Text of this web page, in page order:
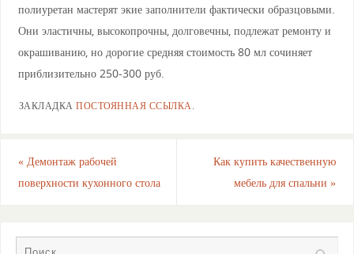
полиуретан мастерят экие заполнители фактически образцовыми.
Они эластичны, высокопрочны, долговечны, подлежат ремонту и
окрашиванию, но дорогие средняя стоимость 80 мл сочиняет
приблизительно 250-300 руб.
ЗАКЛАДКАПОСТОЯННАЯ ССЫЛКА.
«Демонтаж рабочей
поверхности кухонного стола
Как купить качественную
мебель для спальни»